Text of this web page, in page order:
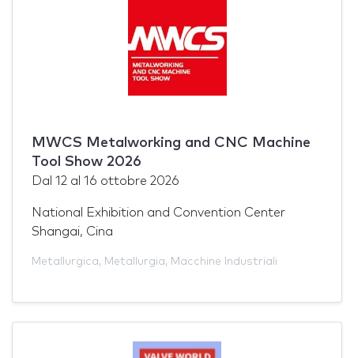
MWCS Metalworking and CNC Machine
Tool Show 2026
Dal 12 al 16 ottobre 2026
National Exhibition and Convention Center
Shangai, Cina
Metallurgica, Metallurgia, Macchine Industriali